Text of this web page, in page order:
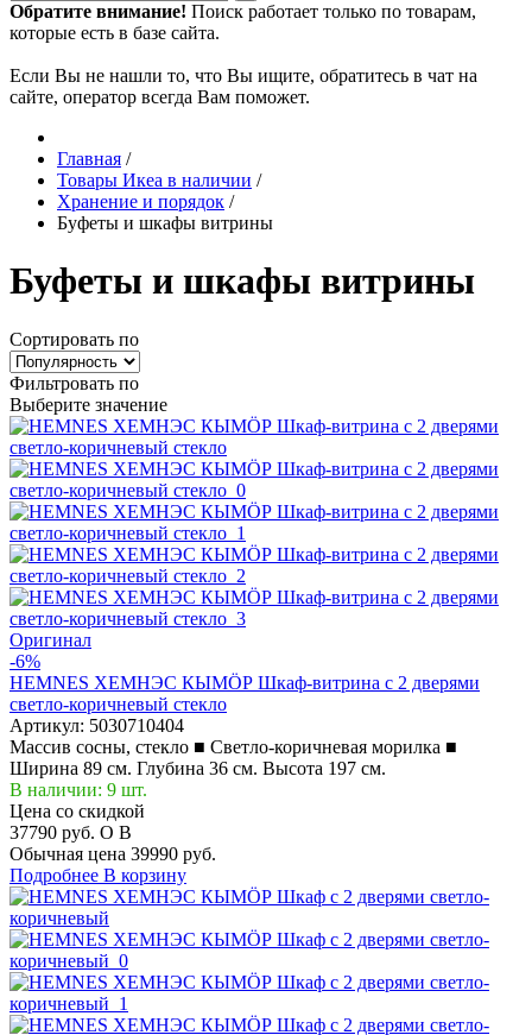
Обратите внимание! Поиск работает только по товарам,
которые есть в базе сайта.
Если Вы не нашли то, что Вы ищите, обратитесь в чат на
сайте, оператор всегда Вам поможет.
Главная /
Товары Икеа в наличии /
Хранение и порядок /
Буфеты и шкафы витрины
Буфеты и шкафы витрины
Сортировать по
Фильтровать по
Выберите значение
Оригинал
-6%
HEMNES ХЕМНЭС КЫМÖР Шкаф-витрина с 2 дверями
светло-коричневый стекло
Артикул: 5030710404
Массив сосны, стекло ■ Светло-коричневая морилка ■
Ширина 89 см. Глубина 36 см. Высота 197 см.
В наличии: 9 шт.
Цена со скидкой
37790 руб. O B
Обычная цена 39990 руб.
Подробнее В корзину